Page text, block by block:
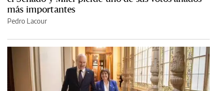
más importantes
Pedro Lacour